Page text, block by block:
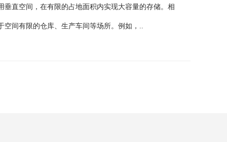
直空间，在有限的占地面积内实现大容量的存储。相
间有限的仓库、生产车间等场所。例如，..